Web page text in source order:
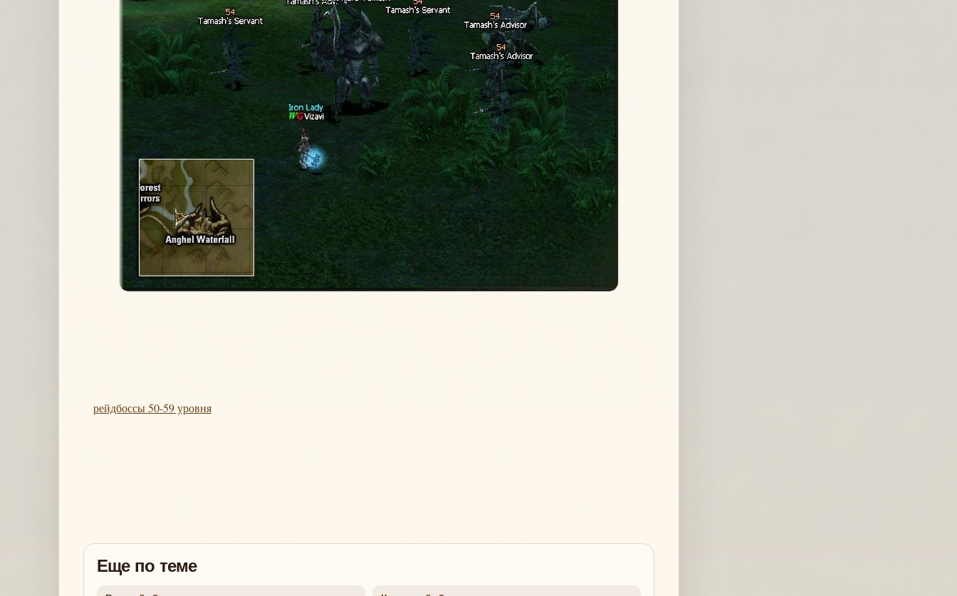
рейдбоссы 50-59 уровня
Еще по теме